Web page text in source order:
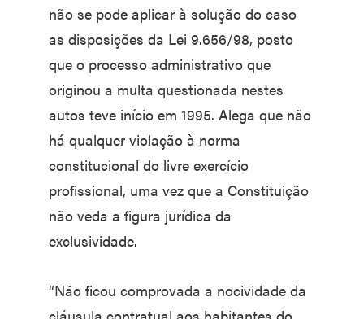
não se pode aplicar à solução do caso
as disposições da Lei 9.656/98, posto
que o processo administrativo que
originou a multa questionada nestes
autos teve início em 1995. Alega que não
há qualquer violação à norma
constitucional do livre exercício
profissional, uma vez que a Constituição
não veda a figura jurídica da
exclusividade.
“Não ficou comprovada a nocividade da